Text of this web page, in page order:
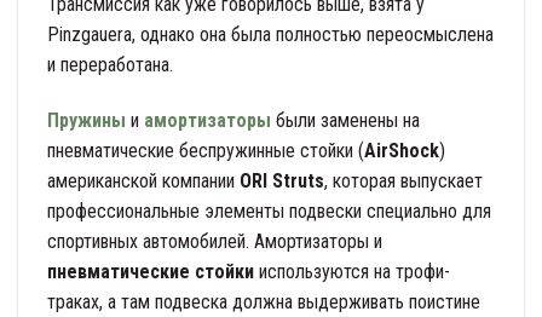
Трансмиссия как уже говорилось выше, взята у
Pinzgauera, однако она была полностью переосмыслена
и переработана.
Пружины и амортизаторы были заменены на
пневматические беспружинные стойки (AirShock)
американской компании ORI Struts, которая выпускает
профессиональные элементы подвески специально для
спортивных автомобилей. Амортизаторы и
пневматические стойки используются на трофи-
траках, а там подвеска должна выдерживать поистине